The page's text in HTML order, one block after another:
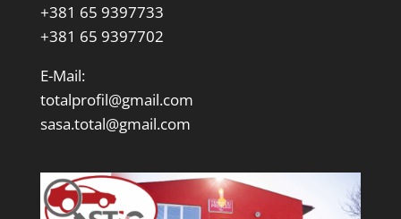
+381 65 9397733
+381 65 9397702
E-Mail:
totalprofil@gmail.com
sasa.total@gmail.com